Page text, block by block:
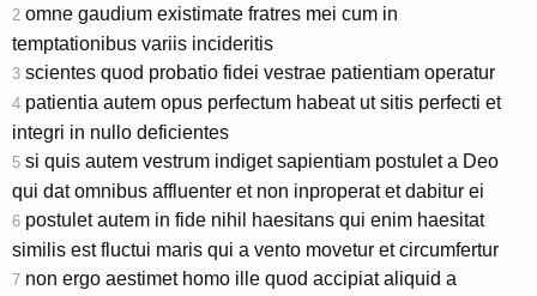
2 omne gaudium existimate fratres mei cum in
temptationibus variis incideritis
3 scientes quod probatio fidei vestrae patientiam operatur
4 patientia autem opus perfectum habeat ut sitis perfecti et
integri in nullo deficientes
5 si quis autem vestrum indiget sapientiam postulet a Deo
qui dat omnibus affluenter et non inproperat et dabitur ei
6 postulet autem in fide nihil haesitans qui enim haesitat
similis est fluctui maris qui a vento movetur et circumfertur
7 non ergo aestimet homo ille quod accipiat aliquid a